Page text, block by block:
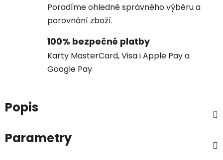
Poradíme ohledně správného výběru a
porovnání zboží.
100% bezpečné platby
Karty MasterCard, Visa i Apple Pay a
Google Pay
Popis
Parametry